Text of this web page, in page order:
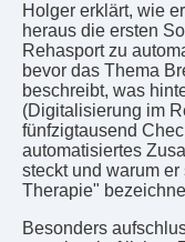
Holger erklärt, wie
heraus die ersten
Rehasport zu
bevor das Thema
beschreibt, was
(Digitalisierung im
fünfzigtausend
automatisiertes
steckt und warum
Therapie"
Besonders